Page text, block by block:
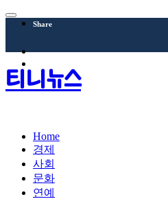
Share
티니뉴스
Home
경제
사회
문화
연예